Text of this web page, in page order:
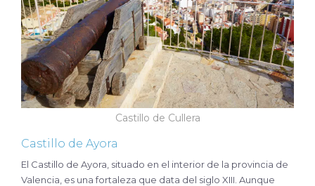
Castillo de Cullera
Castillo de Ayora
El Castillo de Ayora, situado en el interior de la provincia de
Valencia, es una fortaleza que data del siglo XIII. Aunque